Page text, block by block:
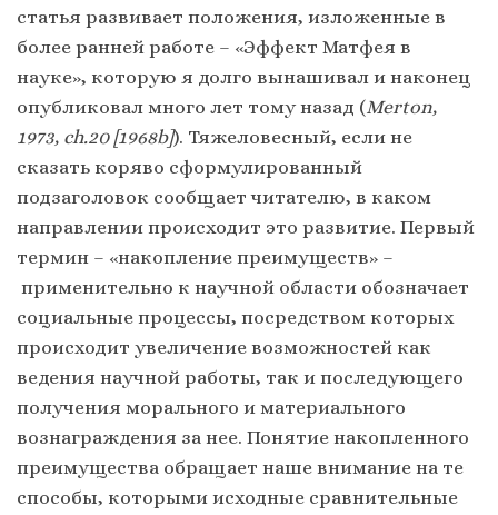
статья развивает положения, изложенные в
более ранней работе – «Эффект Матфея в
науке», которую я долго вынашивал и наконец
опубликовал много лет тому назад (Merton,
1973, ch.20 [1968b]). Тяжеловесный, если не
сказать коряво сформулированный
подзаголовок сообщает читателю, в каком
направлении происходит это развитие. Первый
термин – «накопление преимуществ» –
применительно к научной области обозначает
социальные процессы, посредством которых
происходит увеличение возможностей как
ведения научной работы, так и последующего
получения морального и материального
вознаграждения за нее. Понятие накопленного
преимущества обращает наше внимание на те
способы, которыми исходные сравнительные